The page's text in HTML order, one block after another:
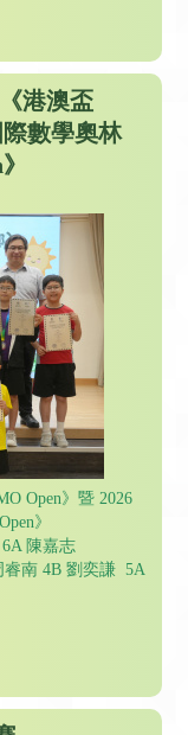
港澳盃
數學奧林
Open》暨 2026
》
陳嘉志
南 4B 劉奕謙 5A